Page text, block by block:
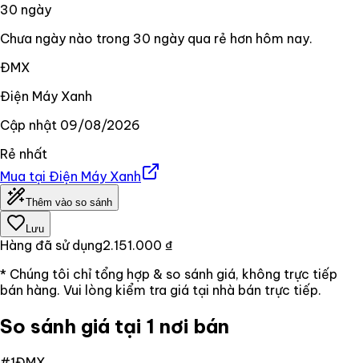
30 ngày
Chưa ngày nào trong 30 ngày qua rẻ hơn hôm nay.
ĐMX
Điện Máy Xanh
Cập nhật 09/08/2026
Rẻ nhất
Mua tại Điện Máy Xanh
Thêm vào so sánh
Lưu
Hàng đã sử dụng2.151.000 ₫
* Chúng tôi chỉ tổng hợp & so sánh giá, không trực tiếp
bán hàng. Vui lòng kiểm tra giá tại nhà bán trực tiếp.
So sánh giá tại 1 nơi bán